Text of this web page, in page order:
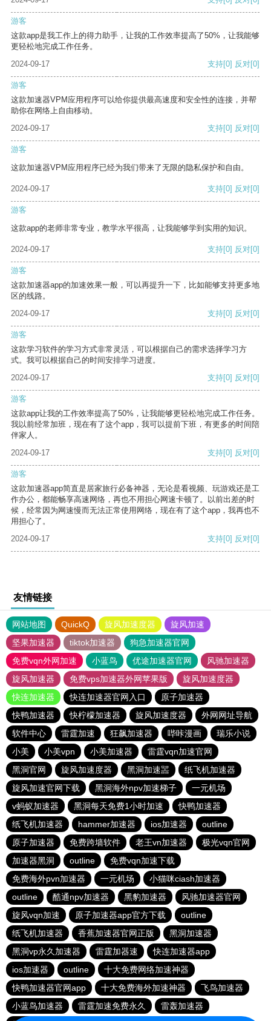
游客
这款app是我工作上的得力助手，让我的工作效率提高了50%，让我能够
更轻松地完成工作任务。
2024-09-17
支持[0] 反对[0]
游客
这款加速器VPM应用程序可以给你提供最高速度和安全性的连接，并帮
助你在网络上自由移动。
2024-09-17
支持[0] 反对[0]
游客
这款加速器VPM应用程序已经为我们带来了无限的隐私保护和自由。
2024-09-17 支持[0] 反对[0]
游客
这款app的老师非常专业，教学水平很高，让我能够学到实用的知识。
2024-09-17 支持[0] 反对[0]
游客
这款加速器app的加速效果一般，可以再提升一下，比如能够支持更多地
区的线路。
2024-09-17
支持[0] 反对[0]
游客
这款学习软件的学习方式非常灵活，可以根据自己的需求选择学习方
式。我可以根据自己的时间安排学习进度。
2024-09-17
支持[0] 反对[0]
游客
这款app让我的工作效率提高了50%，让我能够更轻松地完成工作任务。
我以前经常加班，现在有了这个app，我可以提前下班，有更多的时间陪
伴家人。
2024-09-17
支持[0] 反对[0]
游客
这款加速器app简直是居家旅行必备神器，无论是看视频、玩游戏还是工
作办公，都能畅享高速网络，再也不用担心网速卡顿了。以前出差的时
候，经常因为网速慢而无法正常使用网络，现在有了这个app，我再也不
用担心了。
2024-09-17
支持[0] 反对[0]
友情链接
网站地图 QuickQ 旋风加速度器
旋风加速
坚果加速器
tiktok加速器
狗急加速器官网
免费vqn外网加速
小蓝鸟 优途加速器官网
风驰加速器
旋风加速器
免费vps加速器外网苹果版
旋风加速度器
快连加速器
快连加速器官网入口
原子加速器
快鸭加速器
快柠檬加速器 旋风加速度器
外网网址导航
软件中心
雷霆加速 狂飙加速器 哔咔漫画
瑞乐小说
小美
小美vpn 小美加速器
雷霆vqn加速官网
黑洞官网
旋风加速度器 黑洞加速噐
纸飞机加速器
旋风加速官网下载
黑洞海外npv加速梯子
一元机场
v蚂蚁加速器
黑洞每天免费1小时加速
快鸭加速器
纸飞机加速器
hammer加速器 ios加速器
outline
原子加速器
免费跨墙软件 老王vn加速器
极光vqn官网
加速器黑洞
outline
免费vqn加速下载
免费海外pvn加速器
一元机场
小猫咪ciash加速器
outline
酷通npv加速器 黑豹加速器
风驰加速器官网
旋风vqn加速
原子加速器app官方下载
outline
纸飞机加速器
香蕉加速器官网正版
黑洞加速器
黑洞vp永久加速器
雷霆加器速
快连加速器app
ios加速器
outline
十大免费网络加速神器
快鸭加速器官网app
十大免费海外加速神器
飞鸟加速器
小蓝鸟加速器
雷霆加速免费永久
雷轰加速器